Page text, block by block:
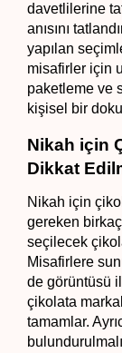
davetlilerine
anısını
yapılan
misafirler için
paketleme ve
kişisel bir
Nikah için
Dikkat
Nikah için
gereken
seçilecek
Misafirlere
de görüntüsü
çikolata
tamamlar.